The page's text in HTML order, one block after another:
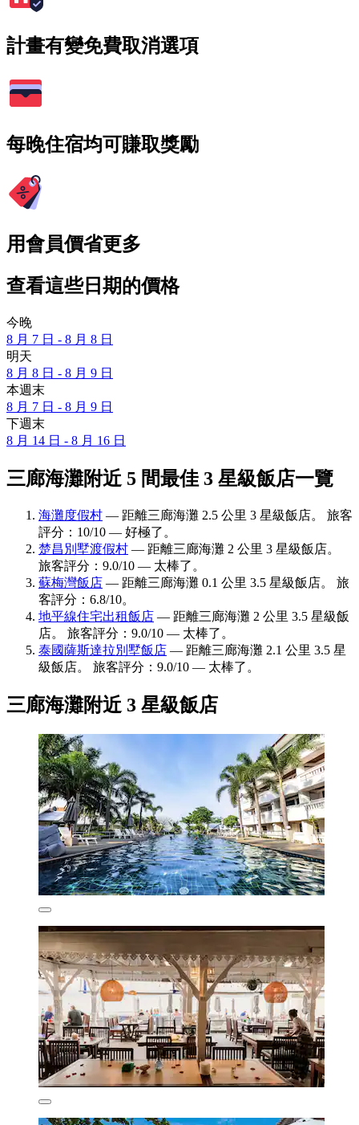
計畫有變免費取消選項
每晚住宿均可賺取獎勵
用會員價省更多
查看這些日期的價格
今晚
8 月 7 日 - 8 月 8 日
明天
8 月 8 日 - 8 月 9 日
本週末
8 月 7 日 - 8 月 9 日
下週末
8 月 14 日 - 8 月 16 日
三廊海灘附近 5 間最佳 3 星級飯店一覽
海灘度假村 — 距離三廊海灘 2.5 公里 3 星級飯店。 旅客
評分：10/10 — 好極了。
楚昌別墅渡假村 — 距離三廊海灘 2 公里 3 星級飯店。
旅客評分：9.0/10 — 太棒了。
蘇梅灣飯店 — 距離三廊海灘 0.1 公里 3.5 星級飯店。 旅
客評分：6.8/10。
地平線住宅出租飯店 — 距離三廊海灘 2 公里 3.5 星級飯
店。 旅客評分：9.0/10 — 太棒了。
泰國薩斯達拉別墅飯店 — 距離三廊海灘 2.1 公里 3.5 星
級飯店。 旅客評分：9.0/10 — 太棒了。
三廊海灘附近 3 星級飯店